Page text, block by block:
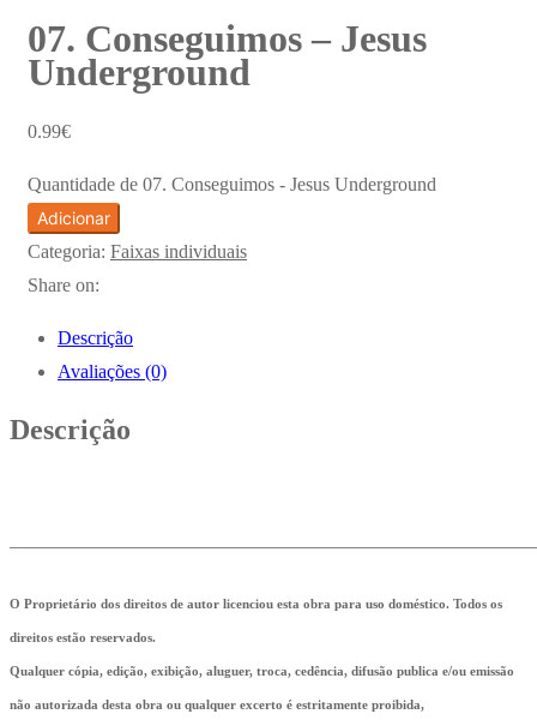
07. Conseguimos – Jesus
Underground
0.99€
Quantidade de 07. Conseguimos - Jesus Underground
Adicionar
Categoria: Faixas individuais
Share on:
Descrição
Avaliações (0)
Descrição
O Proprietário dos direitos de autor licenciou esta obra para uso doméstico. Todos os
direitos estão reservados.
Qualquer cópia, edição, exibição, aluguer, troca, cedência, difusão publica e/ou emissão
não autorizada desta obra ou qualquer excerto é estritamente proibida,